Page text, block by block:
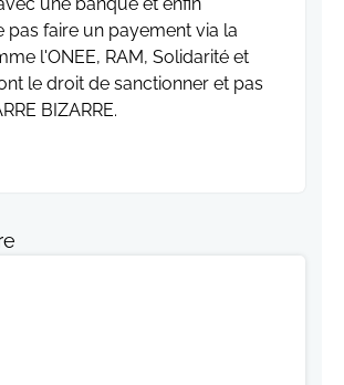
une banque et enfin
pas faire un payement via la
l'ONEE, RAM, Solidarité et
le droit de sanctionner et pas
BIZARRE.